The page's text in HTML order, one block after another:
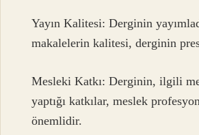
Yayın Kalitesi: Derginin
makalelerin kalitesi, derginin
Mesleki Katkı: Derginin, ilgili
yaptığı katkılar, meslek
önemlidir.